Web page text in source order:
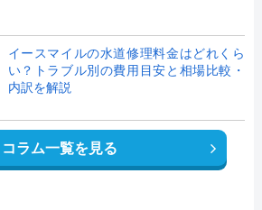
イースマイルの水道修理料金はどれくら
い？トラブル別の費用目安と相場比較・
内訳を解説
コラム一覧を見る